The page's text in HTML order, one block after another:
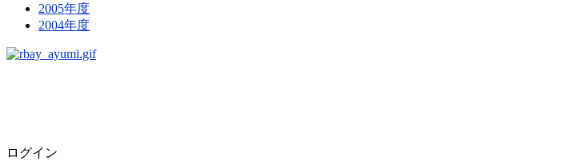
2005年度
2004年度
ログイン